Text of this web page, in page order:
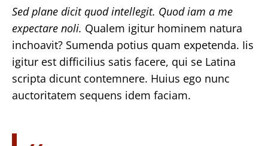
Sed plane dicit quod intellegit. Quod iam a me
expectare noli. Qualem igitur hominem natura
inchoavit? Sumenda potius quam expetenda. Iis
igitur est difficilius satis facere, qui se Latina
scripta dicunt contemnere. Huius ego nunc
auctoritatem sequens idem faciam.